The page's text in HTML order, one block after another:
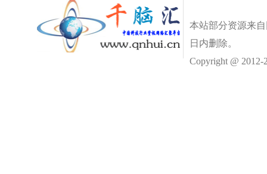
本站部分资源来
日内删除。
Copyright @ 2012-